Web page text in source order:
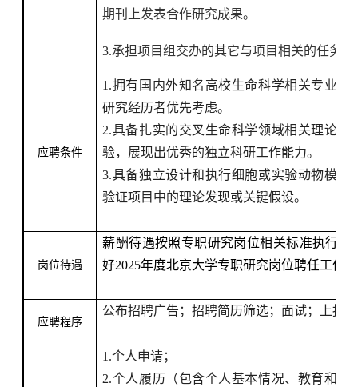
期刊上发表合作研究成果。
3.承担项目组交办的其它与项目相关的任务。
应聘条件
1.拥有国内外知名高校生命科学相关专业的
研究经历者优先考虑。
2.具备扎实的交叉生命科学领域相关理论基
验，展现出优秀的独立科研工作能力。
3.具备独立设计和执行细胞或实验动物模型
验证项目中的理论发现或关键假设。
岗位待遇
薪酬待遇按照专职研究岗位相关标准执行，
好2025年度北京大学专职研究岗位聘任工作
应聘程序
公布招聘广告；招聘简历筛选；面试；上报
1.个人申请；
2.个人履历（包含个人基本情况、教育和工